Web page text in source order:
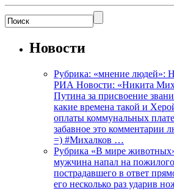
Новости
Рубрика: «мнение людей»:
РИА Новости: «Никита
Путина за присвоение
какие времена такой и
оплаты коммунальных
забавное это комментарии
=) #Михалков …
Рубрика «В мире
мужчина напал на
пострадавшего в ответ
его несколько раз ударив